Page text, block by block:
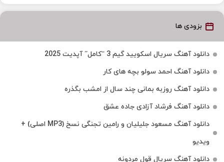
بزودی ها
دانلود آهنگ سریال اسکویید گیم 3 “کامل” آپدیت 2025
دانلود آهنگ احمد سولو بچه های کار
دانلود آهنگ روزبه بمانی چند سال از امشب بگذره
دانلود آهنگ فرشاد آزادی جاده عشق
دانلود آهنگ مسعود جلیلیان و رامین تجنگی نسخ (MP3 اصلی) +
ویدیو
دانلود آهنگ سریال قول مردونه